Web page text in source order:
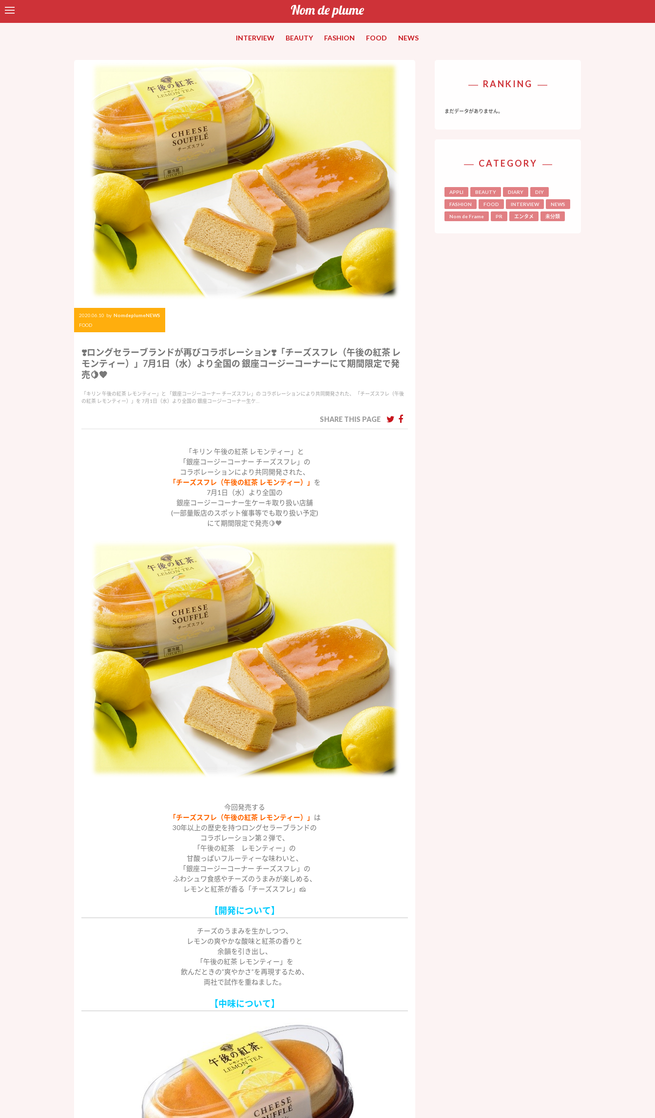
INTERVIEW BEAUTY FASHION FOOD NEWS
2020.06.10 by NomdeplumeNEWS
FOOD
❣️ロングセラーブランドが再びコラボレーション❣️「チーズスフレ（午後の紅茶 レ
モンティー）」7月1日（水）より全国の 銀座コージーコーナーにて期間限定で発
売🍋🧡
「キリン 午後の紅茶 レモンティー」と 「銀座コージーコーナー チーズスフレ」の コラボレーションにより共同開発された、 「チーズスフレ（午後
の紅茶 レモンティー）」を 7月1日（水）より全国の 銀座コージーコーナー生ケ…
SHARE THIS PAGE
「キリン 午後の紅茶 レモンティー」と
「銀座コージーコーナー チーズスフレ」の
コラボレーションにより共同開発された、
「チーズスフレ（午後の紅茶 レモンティー）」 を
7月1日（水）より全国の
銀座コージーコーナー生ケーキ取り扱い店舗
(一部量販店のスポット催事等でも取り扱い予定)
にて期間限定で発売🍋🧡
今回発売する
「チーズスフレ（午後の紅茶 レモンティー）」 は
30年以上の歴史を持つロングセラーブランドの
コラボレーション第２弾で、
「午後の紅茶 レモンティー」の
甘酸っぱいフルーティーな味わいと、
「銀座コージーコーナー チーズスフレ」の
ふわシュワ食感やチーズのうまみが楽しめる、
レモンと紅茶が香る「チーズスフレ」🧀
【開発について】
チーズのうまみを生かしつつ、
レモンの爽やかな酸味と紅茶の香りと
余韻を引き出し、
「午後の紅茶 レモンティー」を
飲んだときの”爽やかさ”を再現するため、
両社で試作を重ねました。
【中味について】
RANKING
まだデータがありません。
CATEGORY
APPLI BEAUTY DIARY DIY
FASHION FOOD INTERVIEW NEWS
Nom de Frame PR エンタメ 未分類